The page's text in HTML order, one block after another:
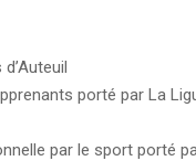
porté par La
par le sport porté